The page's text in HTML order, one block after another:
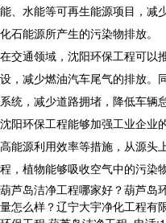
能、水能等可再生能源项目，减
化石能源所产生的污染物排放。
在交通领域，沈阳环保工程可以
设，减少燃油汽车尾气的排放。
系统，减少道路拥堵，降低车辆
沈阳环保工程能够加强工业企业
高能源利用效率等措施，从源头
程，植物能够吸收空气中的污染
葫芦岛洁净工程哪家好？葫芦岛
量怎么样？辽宁大宇净化工程有